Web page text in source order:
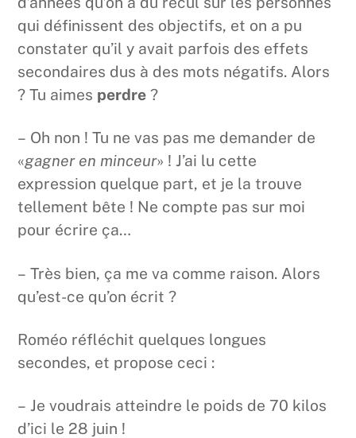
qui définissent des objectifs, et on a pu
constater qu’il y avait parfois des effets
secondaires dus à des mots négatifs. Alors
? Tu aimes perdre ?
– Oh non ! Tu ne vas pas me demander de
«gagner en minceur» ! J’ai lu cette
expression quelque part, et je la trouve
tellement bête ! Ne compte pas sur moi
pour écrire ça…
– Très bien, ça me va comme raison. Alors
qu’est-ce qu’on écrit ?
Roméo réfléchit quelques longues
secondes, et propose ceci :
– Je voudrais atteindre le poids de 70 kilos
d’ici le 28 juin !